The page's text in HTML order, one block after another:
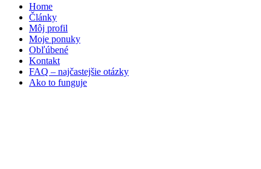
Home
Články
Môj profil
Moje ponuky
Obľúbené
Kontakt
FAQ – najčastejšie otázky
Ako to funguje